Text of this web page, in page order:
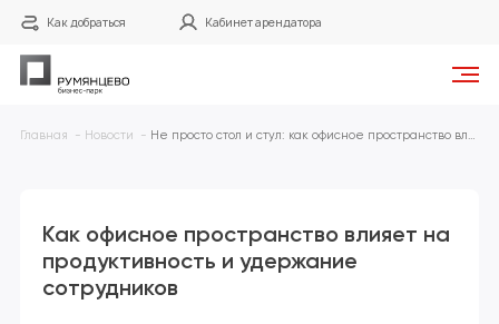
Как добраться Кабинет арендатора
Главная Новости
Как офисное пространство влияет на
продуктивность и удержание
сотрудников